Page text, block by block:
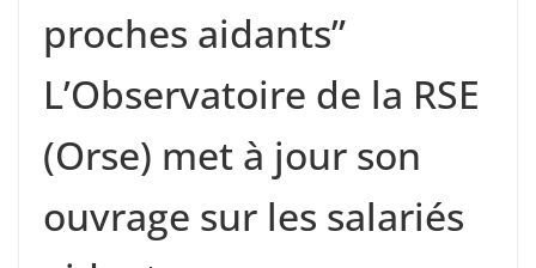
proches aidants”
L’Observatoire de la RSE
(Orse) met à jour son
ouvrage sur les salariés